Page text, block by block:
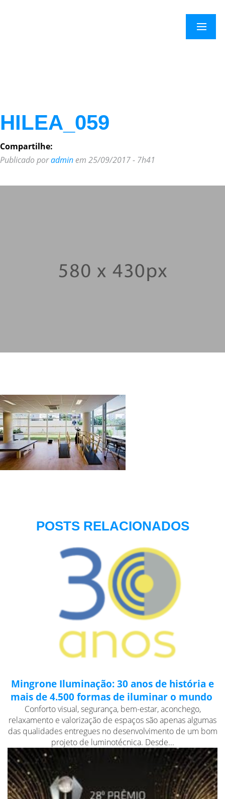
×
Menu
HILEA_059
Compartilhe:
Publicado poradmin em 25/09/2017 - 7h41
POSTS RELACIONADOS
Mingrone Iluminação: 30 anos de história e
mais de 4.500 formas de iluminar o mundo
Conforto visual, segurança, bem-estar, aconchego,
relaxamento e valorização de espaços são apenas algumas
das qualidades entregues no desenvolvimento de um bom
projeto de luminotécnica. Desde...